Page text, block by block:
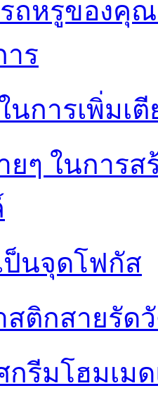
ถหรูของคุ
าร
การเพิ่มเ
ยๆ ในการ
ป็นจุดโฟกัส
ติกสายรัด
รีมโฮมเม